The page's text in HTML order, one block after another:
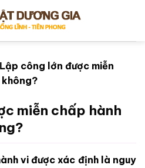
Lập công lớn được miễn
không?
miễn chấp hành
vi được xác định là nguy